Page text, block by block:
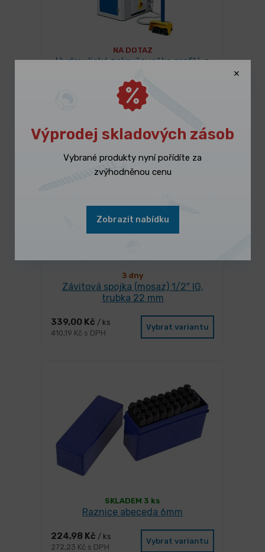
NA DOTAZ
Hydraulická zakružovačka profilů a
285 990,00 Kč/ ks
346 047,90 Kč s DPH
Vybrat variantu
3 dny
Závitová spojka (mosaz) 1/2" IG,
trubka 22 mm
339,00 Kč / ks
410,19 Kč s DPH
Vybrat variantu
SKLADEM 3 ks
Raznice abeceda 6mm
224,98 Kč / ks
272,23 Kč s DPH
Vybrat variantu
Výprodej skladových zásob
Vybrané produkty nyní pořídíte za
zvýhodněnou cenu
Zobrazit nabídku